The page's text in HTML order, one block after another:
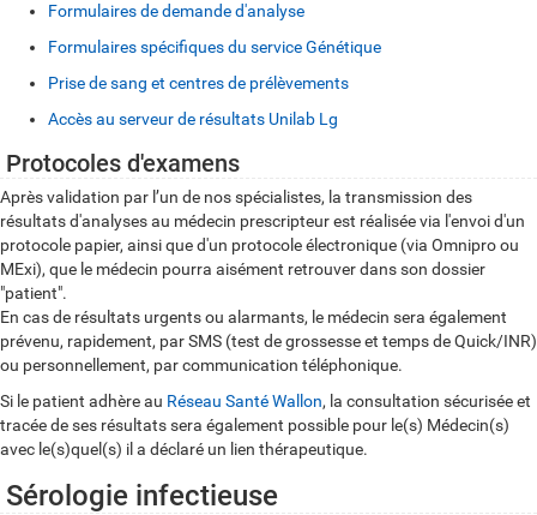
Formulaires de demande d'analyse
Formulaires spécifiques du service Génétique
Prise de sang et centres de prélèvements
Accès au serveur de résultats Unilab Lg
Protocoles d'examens
Après validation par l’un de nos spécialistes, la transmission des
résultats d'analyses au médecin prescripteur est réalisée via l'envoi d'un
protocole papier, ainsi que d'un protocole électronique (via Omnipro ou
MExi), que le médecin pourra aisément retrouver dans son dossier
"patient".
En cas de résultats urgents ou alarmants, le médecin sera également
prévenu, rapidement, par SMS (test de grossesse et temps de Quick/INR)
ou personnellement, par communication téléphonique.
Si le patient adhère au Réseau Santé Wallon, la consultation sécurisée et
tracée de ses résultats sera également possible pour le(s) Médecin(s)
avec le(s)quel(s) il a déclaré un lien thérapeutique.
Sérologie infectieuse